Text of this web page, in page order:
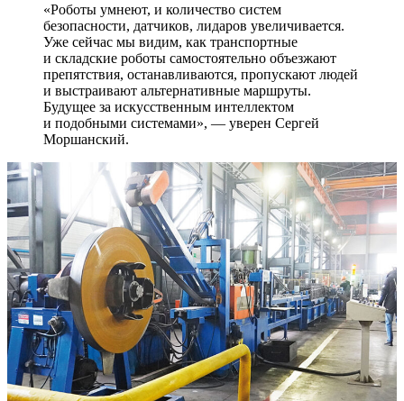
«Роботы умнеют, и количество систем
безопасности, датчиков, лидаров увеличивается.
Уже сейчас мы видим, как транспортные
и складские роботы самостоятельно объезжают
препятствия, останавливаются, пропускают людей
и выстраивают альтернативные маршруты.
Будущее за искусственным интеллектом
и подобными системами», ― уверен Сергей
Моршанский.